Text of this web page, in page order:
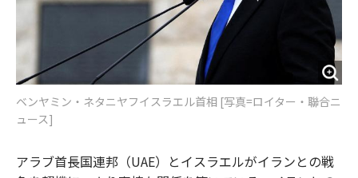
ベンヤミン・ネタニヤフイスラエル首相 [写真=ロイター・聯合ニ
ュース]
アラブ首長国連邦（UAE）とイスラエルがイランとの戦